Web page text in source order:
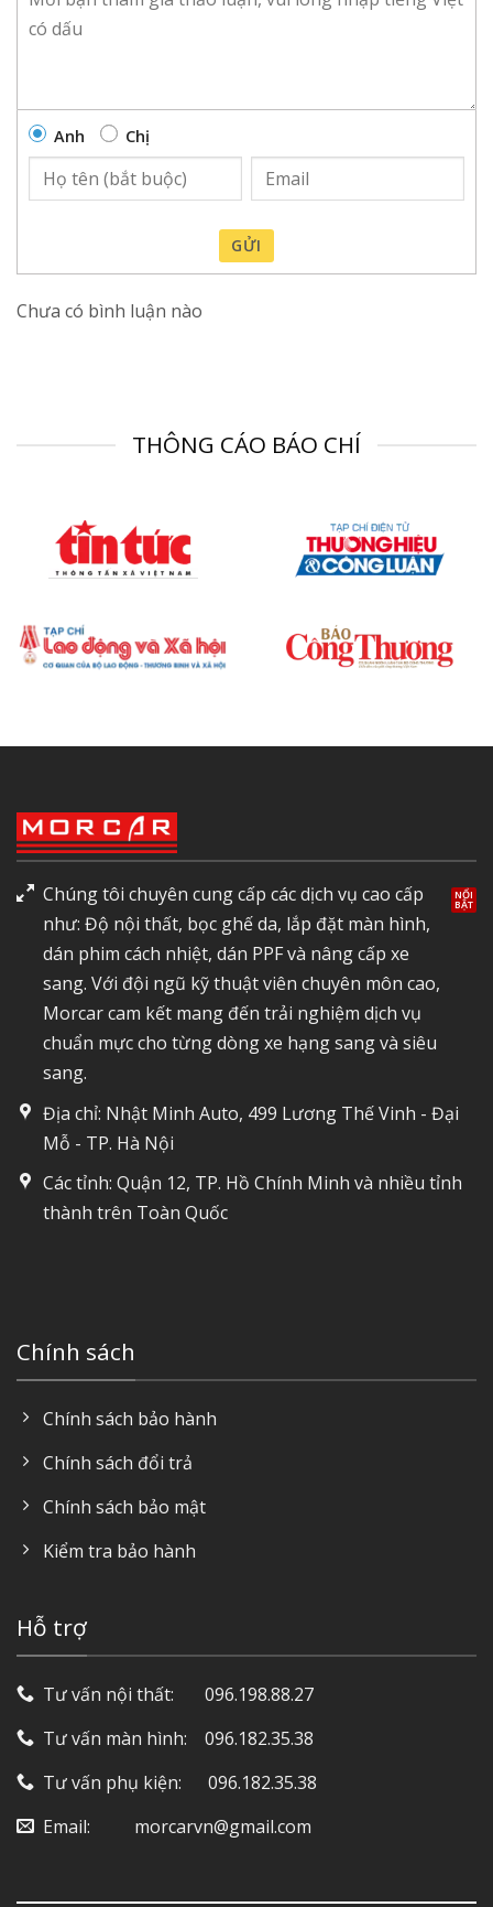
Anh Chị
GỬI
Chưa có bình luận nào
THÔNG CÁO BÁO CHÍ
Chúng tôi chuyên cung cấp các dịch vụ cao cấp
như: Độ nội thất, bọc ghế da, lắp đặt màn hình,
dán phim cách nhiệt, dán PPF và nâng cấp xe
sang. Với đội ngũ kỹ thuật viên chuyên môn cao,
Morcar cam kết mang đến trải nghiệm dịch vụ
chuẩn mực cho từng dòng xe hạng sang và siêu
sang.
Địa chỉ: Nhật Minh Auto, 499 Lương Thế Vinh - Đại
Mỗ - TP. Hà Nội
Các tỉnh: Quận 12, TP. Hồ Chính Minh và nhiều tỉnh
thành trên Toàn Quốc
Chính sách
Chính sách bảo hành
Chính sách đổi trả
Chính sách bảo mật
Kiểm tra bảo hành
Hỗ trợ
Tư vấn nội thất: ‎ ‎ ‎ ‎ ‎ ‎ 096.198.88.27
Tư vấn màn hình: ‎ ‎ ‎ 096.182.35.38
Tư vấn phụ kiện: ‎ ‎ ‎ ‎‎ ‎ 096.182.35.38
Email: ‎ ‎ ‎ ‎ ‎ ‎ ‎ ‎ ‎ morcarvn@gmail.com